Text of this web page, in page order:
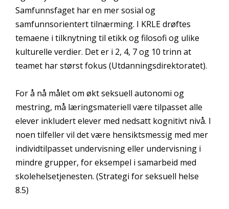
Samfunnsfaget har en mer sosial og
samfunnsorientert tilnærming. I KRLE drøftes
temaene i tilknytning til etikk og filosofi og ulike
kulturelle verdier. Det er i 2, 4, 7 og 10 trinn at
teamet har størst fokus (Utdanningsdirektoratet).
For å nå målet om økt seksuell autonomi og
mestring, må læringsmateriell være tilpasset alle
elever inkludert elever med nedsatt kognitivt nivå. I
noen tilfeller vil det være hensiktsmessig med mer
individtilpasset undervisning eller undervisning i
mindre grupper, for eksempel i samarbeid med
skolehelsetjenesten. (Strategi for seksuell helse
8.5)